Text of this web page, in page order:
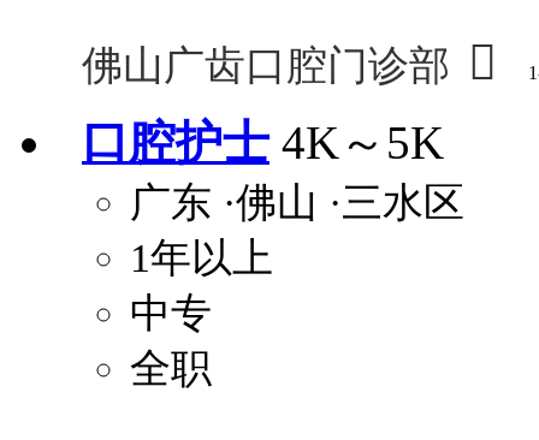
佛山广齿口腔门诊部 
口腔护士 4K～5K
广东 ·佛山 ·三水区
1年以上
中专
全职